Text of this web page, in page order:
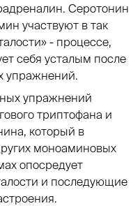
Серотонин
участвуют в так
- процессе,
себя усталым после
упражнений.
упражнений
триптофана и
который в
моноаминовых
опосредует
и последующие